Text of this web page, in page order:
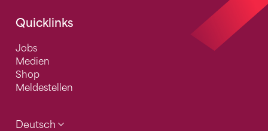
Quicklinks
Jobs
Medien
Shop
Meldestellen
Deutsch